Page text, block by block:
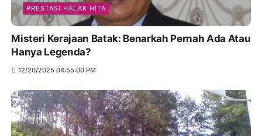
PRESTASI HALAK HITA
Misteri Kerajaan Batak: Benarkah Pernah Ada Atau
Hanya Legenda?
12/20/2025 04:55:00 PM